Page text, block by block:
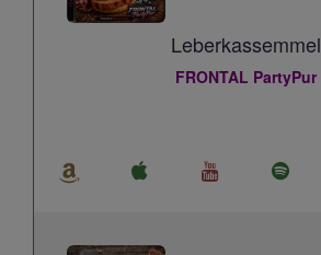
Leberkassemmel
FRONTAL PartyPur